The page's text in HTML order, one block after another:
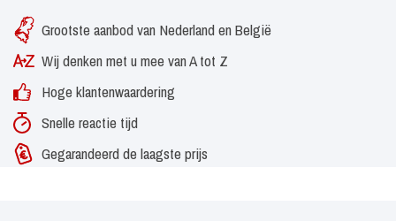
Grootste aanbod van Nederland en België
Wij denken met u mee van A tot Z
Hoge klantenwaardering
Snelle reactie tijd
Gegarandeerd de laagste prijs